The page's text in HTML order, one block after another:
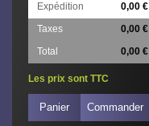
Expédition
0,00 €
Taxes
0,00 €
Total
0,00 €
Les prix sont TTC
Panier Commander